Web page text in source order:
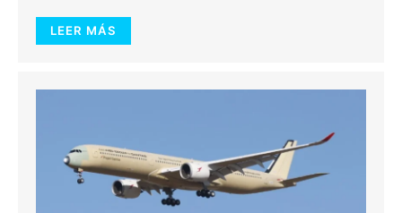
LEER MÁS